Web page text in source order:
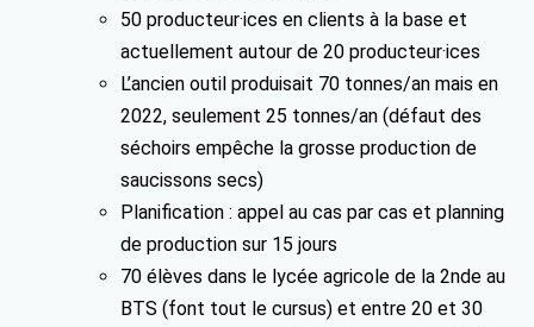
50 producteur·ices en clients à la base et
actuellement autour de 20 producteur·ices
L’ancien outil produisait 70 tonnes/an mais en
2022, seulement 25 tonnes/an (défaut des
séchoirs empêche la grosse production de
saucissons secs)
Planification : appel au cas par cas et planning
de production sur 15 jours
70 élèves dans le lycée agricole de la 2nde au
BTS (font tout le cursus) et entre 20 et 30